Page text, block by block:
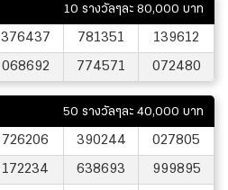
10 รางวัลๆละ 80,000 บาท
376437 781351
139612
068692 774571 072480
50 รางวัลๆละ 40,000 บาท
726206 390244
027805
172234 638693
999895